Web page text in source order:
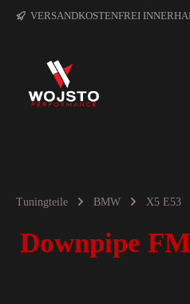
VERSANDKOSTENFREI
Tuningteile BMW X5 E53
Downpipe